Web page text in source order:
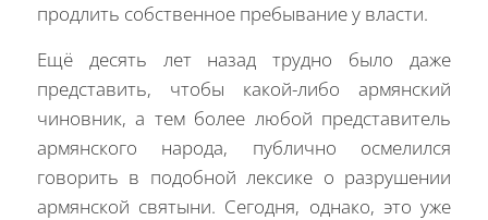
продлить собственное пребывание у власти.
Ещё десять лет назад трудно было даже
представить, чтобы какой-либо армянский
чиновник, а тем более любой представитель
армянского народа, публично осмелился
говорить в подобной лексике о разрушении
армянской святыни. Сегодня, однако, это уже